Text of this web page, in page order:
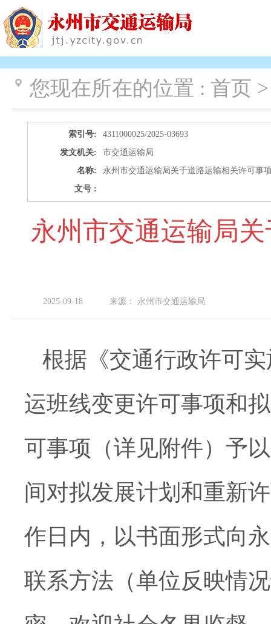
您现在所在的位置 : 首页
索引号:
4311000025/2025-03693
发文机关:
市交通运输局
名称:
永州市交通运输局关于道路运输相关许可事
文号 :
永州市交通运输局
2025-09-18 来源： 永州市交通运输局
根据《交通行政许可
运班线变更许可事项和
可事项（详见附件）予
间对拟发展计划和重新
作日内，以书面形式向
联系方法（单位反映情